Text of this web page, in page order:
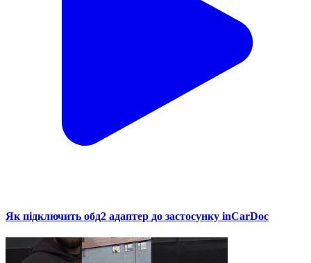
Як підключить обд2 адаптер до застосунку inCarDoc